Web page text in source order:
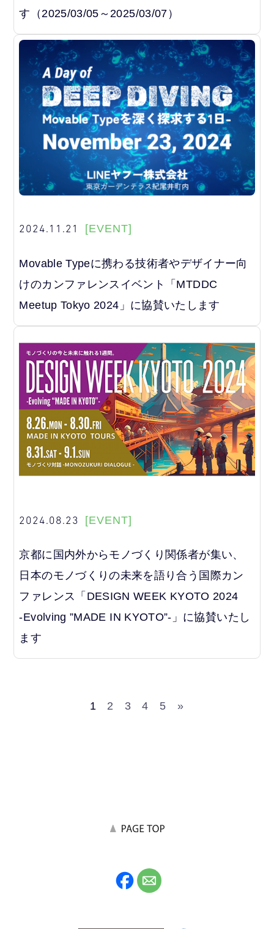
す（2025/03/05～2025/03/07）
2024.11.21 [EVENT]
Movable Typeに携わる技術者やデザイナー向
けのカンファレンスイベント「MTDDC
Meetup Tokyo 2024」に協賛いたします
2024.08.23 [EVENT]
京都に国内外からモノづくり関係者が集い、
日本のモノづくりの未来を語り合う国際カン
ファレンス「DESIGN WEEK KYOTO 2024
‐Evolving ”MADE IN KYOTO”‐」に協賛いたし
ます
1 2 3 4 5 »